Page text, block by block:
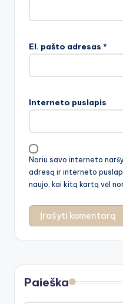
El. pašto adresas *
Interneto puslapis
Noriu savo interneto
adresą ir interneto
naujo, kai kitą kartą vėl
Paieška